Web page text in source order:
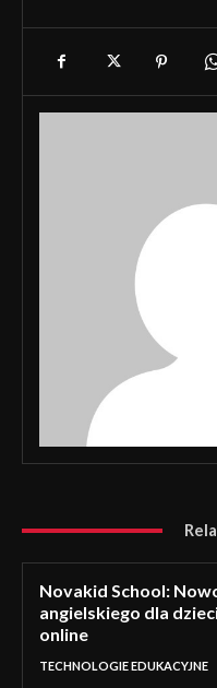
Novakid School:
angielskiego dla
online
TECHNOLOGIE EDUKACYJNE